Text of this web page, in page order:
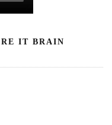
IT BRAIN